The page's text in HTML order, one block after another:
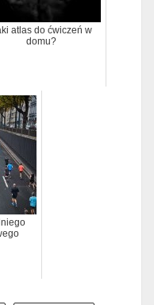
atlas do ćwiczeń w
domu?